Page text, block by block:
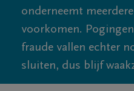
onderneemt
voorkomen.
fraude vallen echter
sluiten, dus blijf